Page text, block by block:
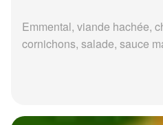
Emmental, viande hachée,
cornichons, salade, sauce